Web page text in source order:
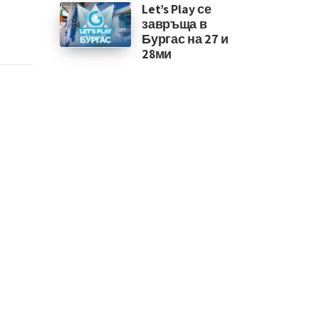
Let’s Play се
завръща в
Бургас на 27 и
28ми